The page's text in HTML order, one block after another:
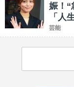
娠！“
「人
芸能